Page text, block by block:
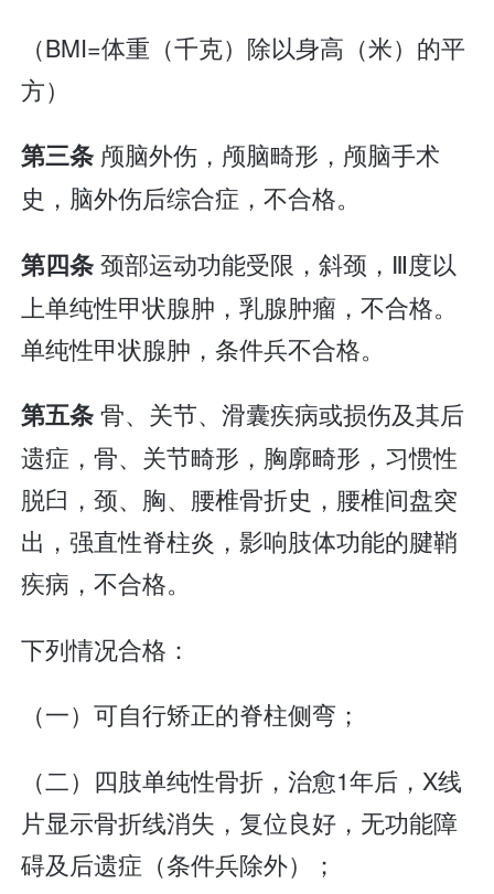
（BMI=体重（千克）除以身高（米）的平
方）
第三条 颅脑外伤，颅脑畸形，颅脑手术
史，脑外伤后综合症，不合格。
第四条颈部运动功能受限，斜颈，Ⅲ度以
上单纯性甲状腺肿，乳腺肿瘤，不合格。
单纯性甲状腺肿，条件兵不合格。
第五条骨、关节、滑囊疾病或损伤及其后
遗症，骨、关节畸形，胸廓畸形，习惯性
脱臼，颈、胸、腰椎骨折史，腰椎间盘突
出，强直性脊柱炎，影响肢体功能的腱鞘
疾病，不合格。
下列情况合格：
（一）可自行矫正的脊柱侧弯；
（二）四肢单纯性骨折，治愈1年后，X线
片显示骨折线消失，复位良好，无功能障
碍及后遗症（条件兵除外）；